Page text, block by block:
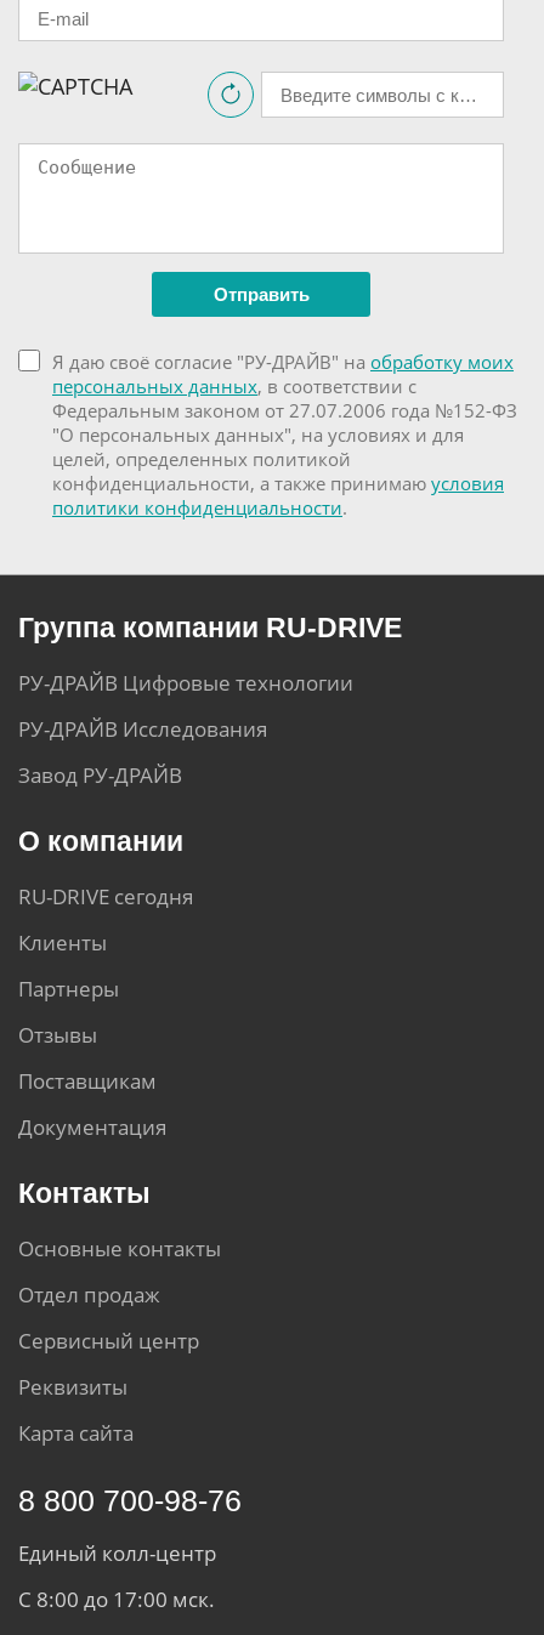
Я даю своё согласие "РУ-ДРАЙВ" на обработку моих
персональных данных, в соответствии с
Федеральным законом от 27.07.2006 года №152-ФЗ
"О персональных данных", на условиях и для
целей, определенных политикой
конфиденциальности, а также принимаю условия
политики конфиденциальности.
Группа компании RU-DRIVE
РУ-ДРАЙВ Цифровые технологии
РУ-ДРАЙВ Исследования
Завод РУ-ДРАЙВ
О компании
RU-DRIVE сегодня
Клиенты
Партнеры
Отзывы
Поставщикам
Документация
Контакты
Основные контакты
Отдел продаж
Сервисный центр
Реквизиты
Карта сайта
8 800 700-98-76
Единый колл-центр
С 8:00 до 17:00 мск.